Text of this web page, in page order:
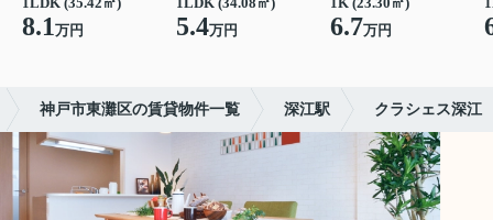
8.1万円 5.4万円 6.7万円
神戸市東灘区の賃貸物件一覧 深江駅 クラシェス深江